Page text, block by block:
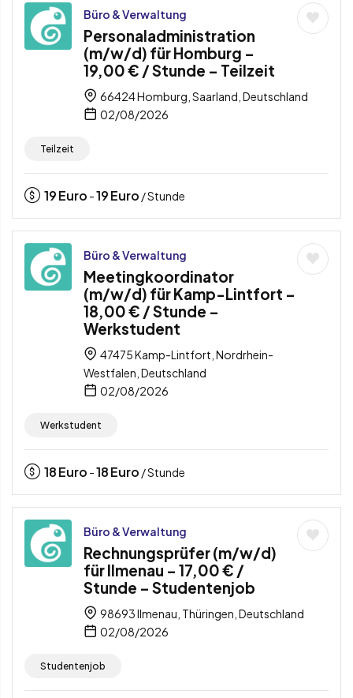
Büro & Verwaltung
Personaladministration
(m/w/d) für Homburg –
19,00 € / Stunde – Teilzeit
66424 Homburg, Saarland, Deutschland
02/08/2026
Teilzeit
19Euro -19Euro / Stunde
Büro & Verwaltung
Meetingkoordinator
(m/w/d) für Kamp-Lintfort –
18,00 € / Stunde –
Werkstudent
47475 Kamp-Lintfort, Nordrhein-
Westfalen, Deutschland
02/08/2026
Werkstudent
18Euro -18Euro / Stunde
Büro & Verwaltung
Rechnungsprüfer (m/w/d)
für Ilmenau – 17,00 € /
Stunde – Studentenjob
98693 Ilmenau, Thüringen, Deutschland
02/08/2026
Studentenjob